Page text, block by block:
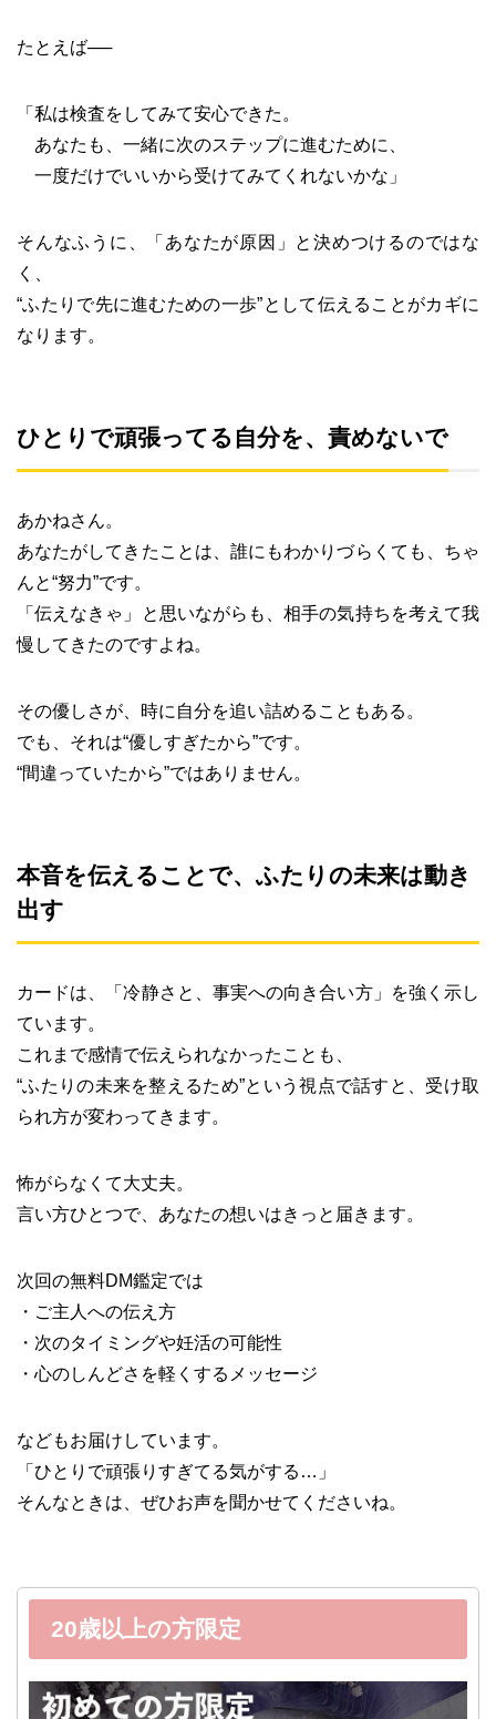
たとえば──
「私は検査をしてみて安心できた。
あなたも、一緒に次のステップに進むために、
一度だけでいいから受けてみてくれないかな」
そんなふうに、「あなたが原因」と決めつけるのではな
く、
“ふたりで先に進むための一歩”として伝えることがカギに
なります。
ひとりで頑張ってる自分を、責めないで
あかねさん。
あなたがしてきたことは、誰にもわかりづらくても、ちゃ
んと“努力”です。
「伝えなきゃ」と思いながらも、相手の気持ちを考えて我
慢してきたのですよね。
その優しさが、時に自分を追い詰めることもある。
でも、それは“優しすぎたから”です。
“間違っていたから”ではありません。
本音を伝えることで、ふたりの未来は動き
出す
カードは、「冷静さと、事実への向き合い方」を強く示し
ています。
これまで感情で伝えられなかったことも、
“ふたりの未来を整えるため”という視点で話すと、受け取
られ方が変わってきます。
怖がらなくて大丈夫。
言い方ひとつで、あなたの想いはきっと届きます。
次回の無料DM鑑定では
・ご主人への伝え方
・次のタイミングや妊活の可能性
・心のしんどさを軽くするメッセージ
などもお届けしています。
「ひとりで頑張りすぎてる気がする…」
そんなときは、ぜひお声を聞かせてくださいね。
20歳以上の方限定